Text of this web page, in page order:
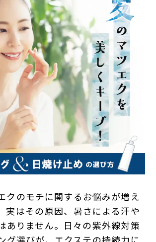
リシー
クのモチに関するお悩みが増え
実はその原因、暑さによる汗や
ありません。日々の紫外線対策